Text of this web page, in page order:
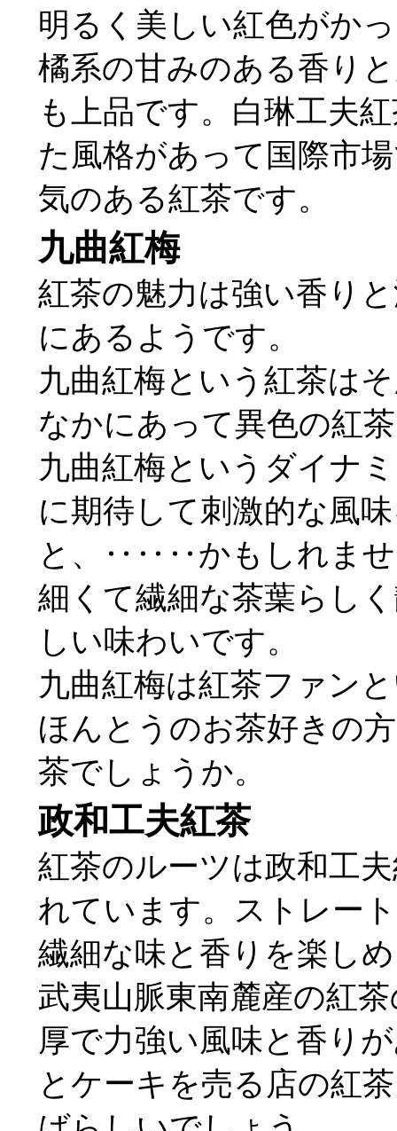
明るく美しい紅色がか
橘系の甘みのある香り
も上品です。白琳工夫
た風格があって国際市
気のある紅茶です。
九曲紅梅
紅茶の魅力は強い香り
にあるようです。
九曲紅梅という紅茶は
なかにあって異色の紅
九曲紅梅というダイナ
に期待して刺激的な風
と、‥‥‥かもしれませ
細くて繊細な茶葉らし
しい味わいです。
九曲紅梅は紅茶ファン
ほんとうのお茶好きの
茶でしょうか。
政和工夫紅茶
紅茶のルーツは政和工
れています。ストレー
繊細な味と香りを楽し
武夷山脈東南麓産の紅
厚で力強い風味と香り
とケーキを売る店の紅